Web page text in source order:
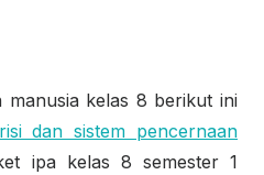
manusia kelas 8 berikut ini
dan sistem pencernaan
ipa kelas 8 semester 1